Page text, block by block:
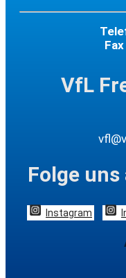
Fax
VfL
Folge
Instagram